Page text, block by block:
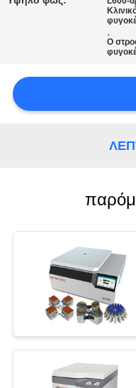
ΥΠΟΘΈΣΕΙΣ
SITEMAP
,
Ο